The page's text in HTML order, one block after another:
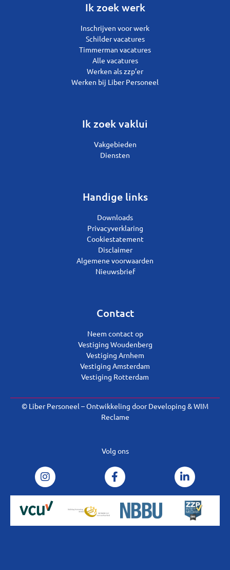
Ik zoek werk
Inschrijven voor werk
Schilder vacatures
Timmerman vacatures
Alle vacatures
Werken als zzp’er
Werken bij Liber Personeel
Ik zoek vaklui
Vakgebieden
Diensten
Handige links
Downloads
Privacyverklaring
Cookiestatement
Disclaimer
Algemene voorwaarden
Nieuwsbrief
Contact
Neem contact op
Vestiging Woudenberg
Vestiging Arnhem
Vestiging Amsterdam
Vestiging Rotterdam
© Liber Personeel – Ontwikkeling doorDeveloping &WIM
Reclame
Volg ons